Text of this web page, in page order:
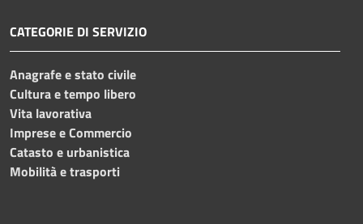
CATEGORIE DI SERVIZIO
Anagrafe e stato civile
Cultura e tempo libero
Vita lavorativa
Imprese e Commercio
Catasto e urbanistica
Mobilità e trasporti